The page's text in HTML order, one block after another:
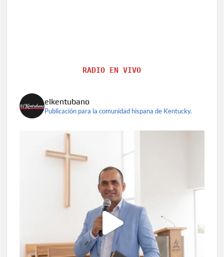
RADIO EN VIVO
elkentubano
Publicación para la comunidad hispana de Kentucky.